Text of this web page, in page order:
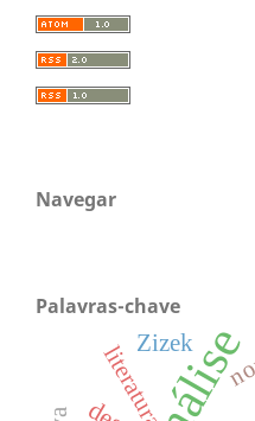
Navegar
Palavras-chave
literaturaZizek